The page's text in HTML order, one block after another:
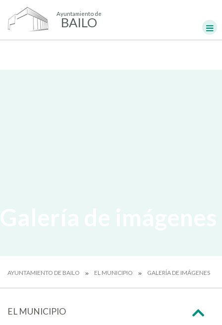
Ayuntamiento de
BAILO
AYUNTAMIENTO DE BAILO EL MUNICIPIO GALERÍA DE IMÁGENES
EL MUNICIPIO